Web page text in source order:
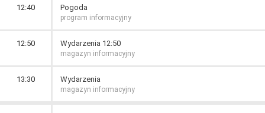
12:40 Pogoda
program informacyjny
12:50 Wydarzenia 12:50
magazyn informacyjny
13:30 Wydarzenia
magazyn informacyjny